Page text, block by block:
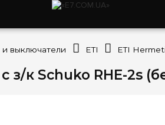
с з/к Schuko RHE-2s
и выключатели ETI ETI